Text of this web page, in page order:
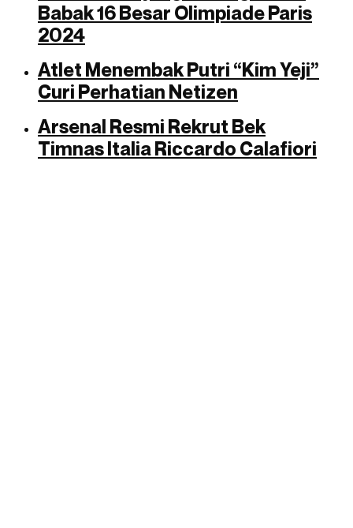
Babak 16 Besar Olimpiade Paris
2024
Atlet Menembak Putri “Kim Yeji”
Curi Perhatian Netizen
Arsenal Resmi Rekrut Bek
Timnas Italia Riccardo Calafiori